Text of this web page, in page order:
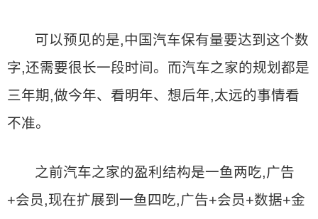
可以预见的是,中国汽车保有量要达到这个数
字,还需要很长一段时间。而汽车之家的规划都是
三年期,做今年、看明年、想后年,太远的事情看
不准。
之前汽车之家的盈利结构是一鱼两吃,广告
+会员,现在扩展到一鱼四吃,广告+会员+数据+金